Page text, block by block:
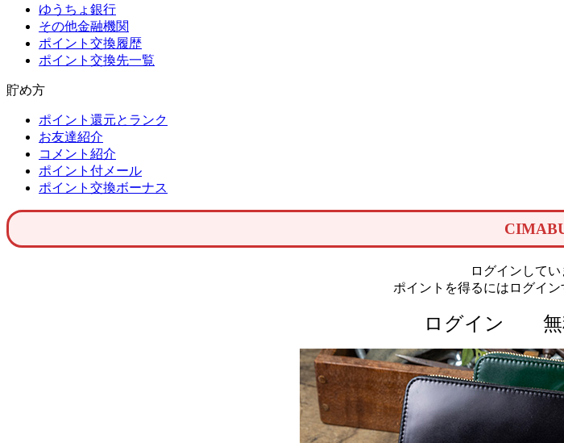
ゆうちょ銀行
その他金融機関
ポイント交換履歴
ポイント交換先一覧
貯め方
ポイント還元とランク
お友達紹介
コメント紹介
ポイント付メール
ポイント交換ボーナス
ログインしてい
ポイントを得るにはログイン
ログイン